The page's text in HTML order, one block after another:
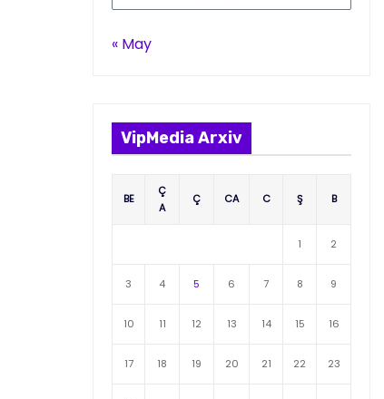
« May
VipMedia Arxiv
BE
Ç
A
Ç CA C Ş B
1 2
3 4 5 6 7 8 9
10 11 12 13 14 15 16
17 18 19 20 21 22 23